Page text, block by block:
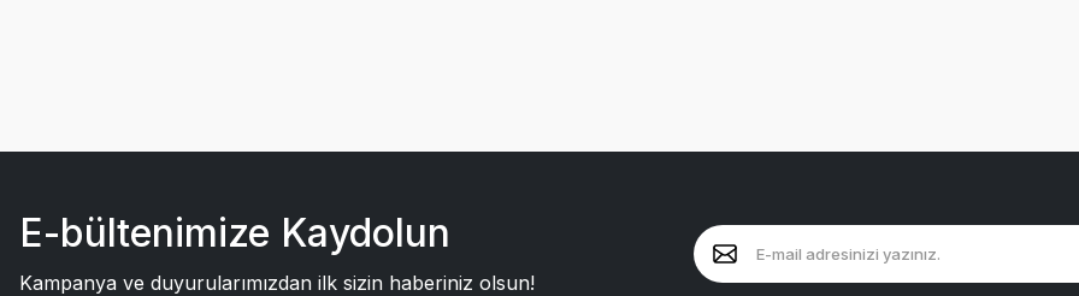
E-bültenimize Kaydolun
Kampanya ve duyurularımızdan ilk sizin haberiniz olsun!